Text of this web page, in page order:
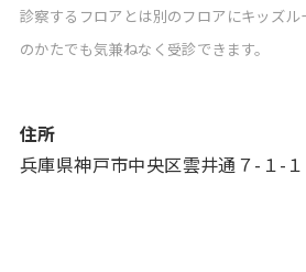
診察するフロアとは別のフロアにキッズ
のかたでも気兼ねなく受診できます。
住所
兵庫県神戸市中央区雲井通７-１-